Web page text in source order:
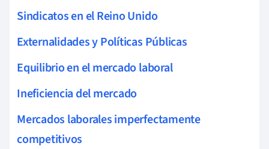
Sindicatos en el Reino Unido
Externalidades y Políticas Públicas
Equilibrio en el mercado laboral
Ineficiencia del mercado
Mercados laborales imperfectamente
competitivos